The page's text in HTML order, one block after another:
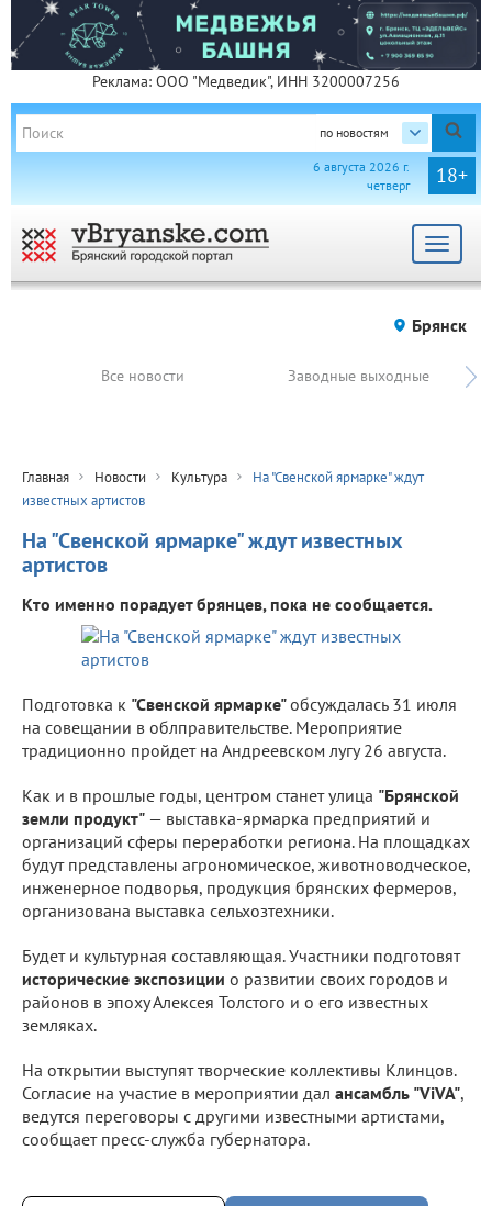
Реклама: ООО "Медведик", ИНН 3200007256
по новостям
18+
6 августа 2026 г.
четверг
Toggle
Брянск
Все новости Заводные выходные
Главная Новости Культура
На "Свенской ярмарке" ждут
известных артистов
На "Свенской ярмарке" ждут известных
артистов
Кто именно порадует брянцев, пока не сообщается.
Подготовка к "Свенской ярмарке"обсуждалась 31 июля
на совещании в облправительстве. Мероприятие
традиционно пройдет на Андреевском лугу 26 августа.
Как и в прошлые годы, центром станет улица "Брянской
земли продукт" — выставка-ярмарка предприятий и
организаций сферы переработки региона. На площадках
будут представлены агрономическое, животноводческое,
инженерное подворья, продукция брянских фермеров,
организована выставка сельхозтехники.
Будет и культурная составляющая. Участники подготовят
исторические экспозиции о развитии своих городов и
районов в эпоху Алексея Толстого и о его известных
земляках.
На открытии выступят творческие коллективы Клинцов.
Согласие на участие в мероприятии дал ансамбль "ViVA",
ведутся переговоры с другими известными артистами,
сообщает пресс-служба губернатора.